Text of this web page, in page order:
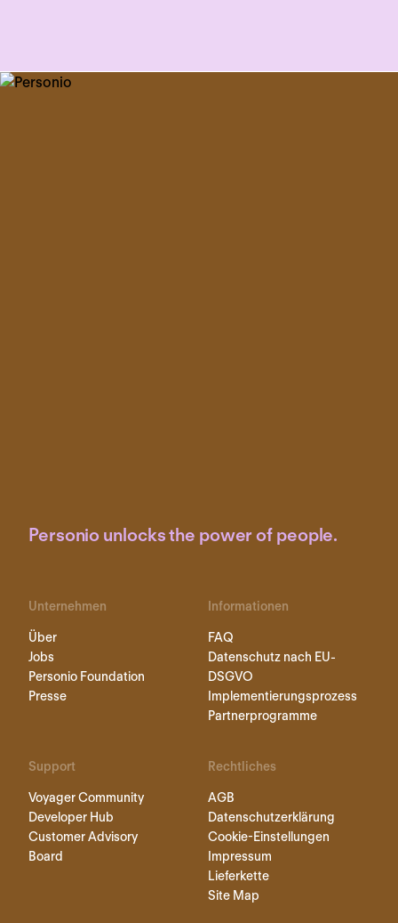
Personio unlocks the power of people.
Unternehmen
Über
Jobs
Personio Foundation
Presse
Informationen
FAQ
Datenschutz nach EU-
DSGVO
Implementierungsprozess
Partnerprogramme
Support
Voyager Community
Developer Hub
Customer Advisory
Board
Rechtliches
AGB
Datenschutzerklärung
Cookie-Einstellungen
Impressum
Lieferkette
Site Map